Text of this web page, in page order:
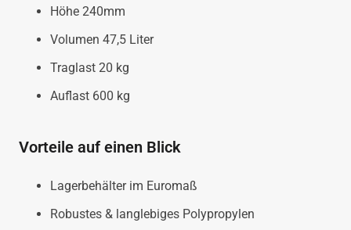
Höhe 240mm
Volumen 47,5 Liter
Traglast 20 kg
Auflast 600 kg
Vorteile auf einen Blick
Lagerbehälter im Euromaß
Robustes & langlebiges Polypropylen